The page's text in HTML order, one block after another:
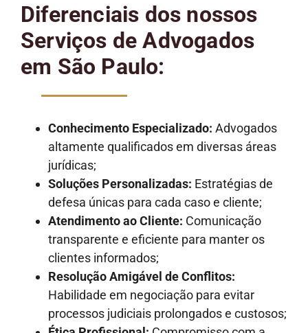
Diferenciais dos nossos
Serviços de Advogados
em São Paulo:
Conhecimento Especializado: Advogados
altamente qualificados em diversas áreas
jurídicas;
Soluções Personalizadas: Estratégias de
defesa únicas para cada caso e cliente;
Atendimento ao Cliente: Comunicação
transparente e eficiente para manter os
clientes informados;
Resolução Amigável de Conflitos:
Habilidade em negociação para evitar
processos judiciais prolongados e custosos;